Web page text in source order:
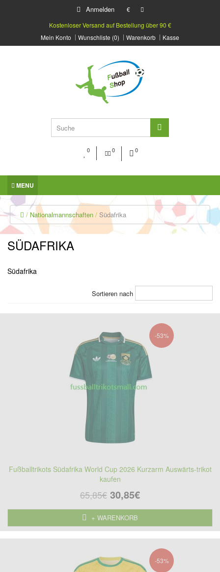
Anmelden
€
Kostenloser Versand auf Bestellung über 90 €
Mein Konto
Wunschliste (0) Warenkorb Kasse
0 0 0
MENU
Nationalmannschaften Südafrika
SÜDAFRIKA
Südafrika
Sortieren nach
-53%
Fußballtrikots Südafrika World Cup 2026 Kurzarm Auswärts-trikot
kaufen
65,85€ 30,85€
+ WARENKORB
-53%